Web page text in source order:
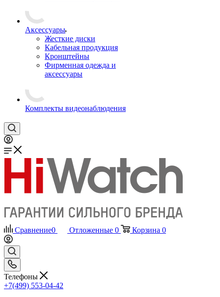
Аксессуары
Жесткие диски
Кабельная продукция
Кронштейны
Фирменная одежда и
аксессуары
Комплекты видеонаблюдения
Сравнение0 Отложенные 0 Корзина 0
Телефоны
+7(499) 553-04-42